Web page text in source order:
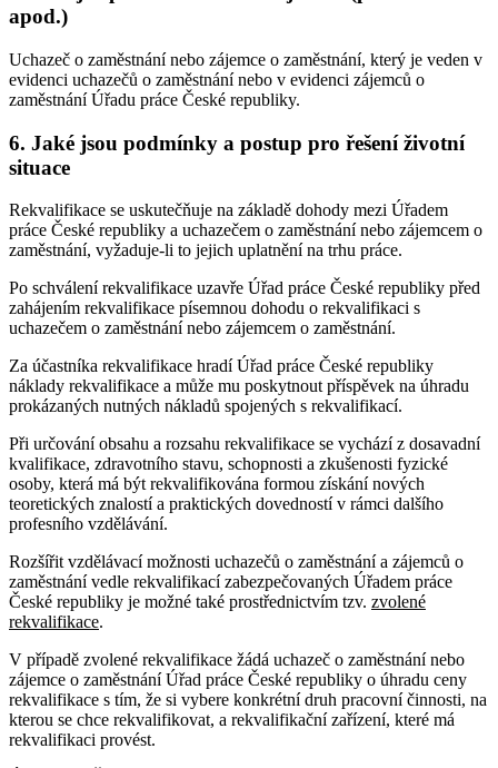
apod.)
Uchazeč o zaměstnání nebo zájemce o zaměstnání, který je veden v
evidenci uchazečů o zaměstnání nebo v evidenci zájemců o
zaměstnání Úřadu práce České republiky.
6. Jaké jsou podmínky a postup pro řešení životní
situace
Rekvalifikace se uskutečňuje na základě dohody mezi Úřadem
práce České republiky a uchazečem o zaměstnání nebo zájemcem o
zaměstnání, vyžaduje-li to jejich uplatnění na trhu práce.
Po schválení rekvalifikace uzavře Úřad práce České republiky před
zahájením rekvalifikace písemnou dohodu o rekvalifikaci s
uchazečem o zaměstnání nebo zájemcem o zaměstnání.
Za účastníka rekvalifikace hradí Úřad práce České republiky
náklady rekvalifikace a může mu poskytnout příspěvek na úhradu
prokázaných nutných nákladů spojených s rekvalifikací.
Při určování obsahu a rozsahu rekvalifikace se vychází z dosavadní
kvalifikace, zdravotního stavu, schopnosti a zkušenosti fyzické
osoby, která má být rekvalifikována formou získání nových
teoretických znalostí a praktických dovedností v rámci dalšího
profesního vzdělávání.
Rozšířit vzdělávací možnosti uchazečů o zaměstnání a zájemců o
zaměstnání vedle rekvalifikací zabezpečovaných Úřadem práce
České republiky je možné také prostřednictvím tzv. zvolené
rekvalifikace.
V případě zvolené rekvalifikace žádá uchazeč o zaměstnání nebo
zájemce o zaměstnání Úřad práce České republiky o úhradu ceny
rekvalifikace s tím, že si vybere konkrétní druh pracovní činnosti, na
kterou se chce rekvalifikovat, a rekvalifikační zařízení, které má
rekvalifikaci provést.